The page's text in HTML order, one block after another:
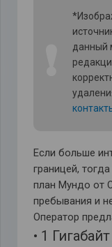
данный
Если больше
границей,
план Мундо от
пребывания и
Оператор
• 1